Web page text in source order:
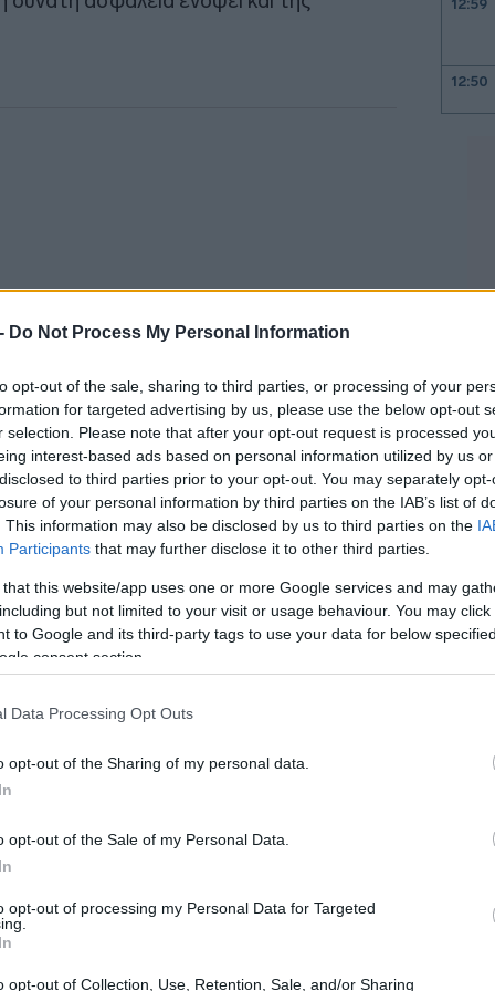
Do Not Process My Personal Information
opt-out of the sale, sharing to third parties, or processing of your
for targeted advertising by us, please use the below opt-out
selection. Please note that after your opt-out request is processed
interest-based ads based on personal information utilized by us
to third parties prior to your opt-out. You may separately
of your personal information by third parties on the IAB’s list of
This information may also be disclosed by us to third parties on the
Participants that may further disclose it to other third parties.
that this website/app uses one or more Google services and may
but not limited to your visit or usage behaviour. You may
to Google and its third-party tags to use your data for below
consent section.
Data Processing Opt Outs
opt-out of the Sharing of my personal data.
opt-out of the Sale of my Personal Data.
opt-out of processing my Personal Data for Targeted
opt-out of Collection, Use, Retention, Sale, and/or Sharing
επιβάτη διότι, όπως σημείωσε «ο
μεγάλη ταλαιπωρίακαι την υφίσταται
να ακολουθήσουμε την πιο
να μείνει 45 μέρες σε καραντίνα στο
σπίτι του σε καραντίνα, είναι γιατί του
χώρα».
σπίτι του.Αν μία στο δισεκατομμύριο
στην έναρξη της τουριστικής
μεγάλης ζημιάς για χιλιάδες
τη χώρα. Και για να αισθανόμαστε όλοι
να τηρήσει αυτό το πρωτόκολλο και
πρόσθεσε.
12:59
12:50
12:11
11:43
11:28